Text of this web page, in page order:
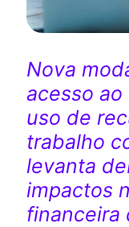
Nova
acesso
uso de
trabalho
levanta
impactos
financeira